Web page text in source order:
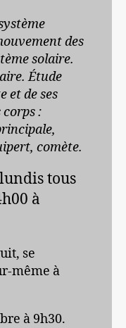
des
solaire.
Étude
et de ses
:
comète.
tous
à
se
même à
à 9h30.